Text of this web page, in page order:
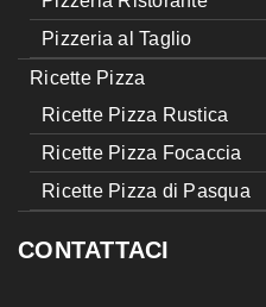
Pizzeria al Taglio
Ricette Pizza
Ricette Pizza Rustica
Ricette Pizza Focaccia
Ricette Pizza di Pasqua
CONTATTACI